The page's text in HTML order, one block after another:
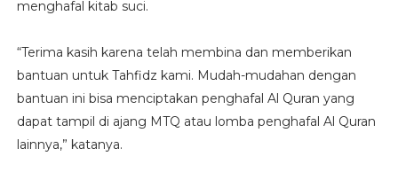
menghafal kitab suci.
“Terima kasih karena telah membina dan memberikan
bantuan untuk Tahfidz kami. Mudah-mudahan dengan
bantuan ini bisa menciptakan penghafal Al Quran yang
dapat tampil di ajang MTQ atau lomba penghafal Al Quran
lainnya,” katanya.